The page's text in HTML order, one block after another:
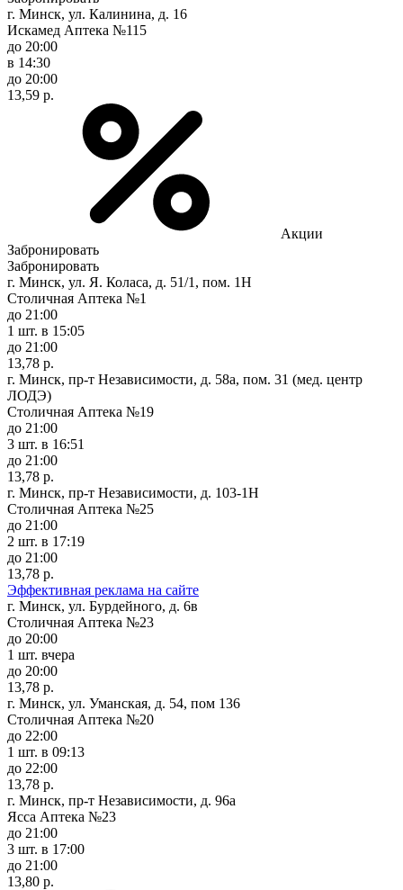
г. Минск, ул. Калинина, д. 16
Искамед Аптека №115
до 20:00
в 14:30
до 20:00
13,59 р.
Акции
Забронировать
Забронировать
г. Минск, ул. Я. Коласа, д. 51/1, пом. 1Н
Столичная Аптека №1
до 21:00
1 шт. в 15:05
до 21:00
13,78 р.
г. Минск, пр-т Независимости, д. 58а, пом. 31 (мед. центр
ЛОДЭ)
Столичная Аптека №19
до 21:00
3 шт. в 16:51
до 21:00
13,78 р.
г. Минск, пр-т Независимости, д. 103-1Н
Столичная Аптека №25
до 21:00
2 шт. в 17:19
до 21:00
13,78 р.
Эффективная реклама на сайте
г. Минск, ул. Бурдейного, д. 6в
Столичная Аптека №23
до 20:00
1 шт. вчера
до 20:00
13,78 р.
г. Минск, ул. Уманская, д. 54, пом 136
Столичная Аптека №20
до 22:00
1 шт. в 09:13
до 22:00
13,78 р.
г. Минск, пр-т Независимости, д. 96а
Ясса Аптека №23
до 21:00
3 шт. в 17:00
до 21:00
13,80 р.